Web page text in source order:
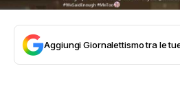
Aggiungi Giornalettismo tra le